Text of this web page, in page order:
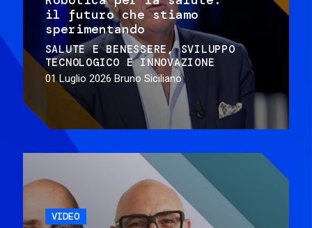
il futuro che stiamo
sperimentando
SALUTE E BENESSERE
SVILUPPO
TECNOLOGICO E INNOVAZIONE
01 Luglio 2026 Bruno Siciliano
VIDEO